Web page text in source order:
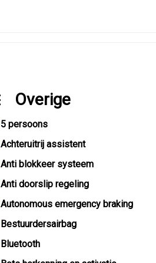
Overige
5 persoons
Achteruitrij assistent
Anti blokkeer systeem
Anti doorslip regeling
Autonomous emergency braking
Bestuurdersairbag
Bluetooth